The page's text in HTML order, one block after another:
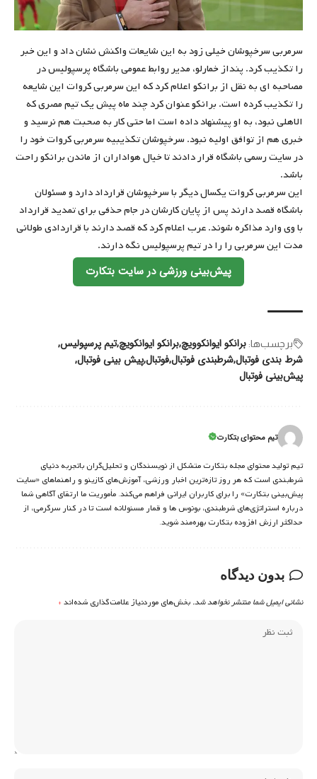
سرمربی سرخپوشان خیلی زود به این شایعات واکنش نشان داد و این خبر
را تکذیب کرد. پنداز خمارلو، مدیر روابط عمومی باشگاه پرسپولیس در
مصاحبه ای به نقل از برانکو اعلام کرد که این سرمربی کروات این شایعه
را تکذیب کرده است. برانکو عنوان کرد چند ماه پیش یک تیم مصری که
الاهلی نبود، به او پیشنهاد داده است اما حتی کار به صحبت هم نرسید و
خبری هم از توافق اولیه نبود. سرخپوشان تکذیبیه سرمربی کروات خود را
در سایت رسمی باشگاه قرار دادند تا خیال هواداران از ماندن برانکو راحت
باشد.
این سرمربی کروات یکسال دیگر با سرخپوشان قرارداد دارد و مسئولان
باشگاه قصد دارند پس از پایان کارشان در جام حذفی برای تمدید قرارداد
با وی وارد مذاکره شوند. عرب اعلام کرد که قصد دارند با قراردادی طولانی
مدت این سرمربی را را در تیم پرسپولیس نگه دارند.
پیش‌بینی ورزشی در سایت بتکارت
برچسب‌‌ها: برانکو ایوانکوویچبرانکو ایوانکویچتیم پرسپولیس
شرط بندی فوتبالشرطبندی فوتبالفوتبالپیش بینی فوتبال
پیش‌بینی فوتبال
تیم محتوای بتکارت
تیم تولید محتوای مجله بتکارت متشکل از نویسندگان و تحلیل‌گران باتجربه دنیای
شرط‌بندی است که هر روز تازه‌ترین اخبار ورزشی، آموزش‌های کازینو و راهنماهای «سایت
پیش‌بینی بتکارت» را برای کاربران ایرانی فراهم می‌کند. مأموریت ما ارتقای آگاهی شما
درباره استراتژی‌های شرطبندی، بونوس ها و قمار مسئولانه است تا در کنار سرگرمی، از
حداکثر ارزش افزوده بتکارت بهره‌مند شوید.
بدون دیدگاه
نشانی ایمیل شما منتشر نخواهد شد. بخش‌های موردنیاز علامت‌گذاری شده‌اند*